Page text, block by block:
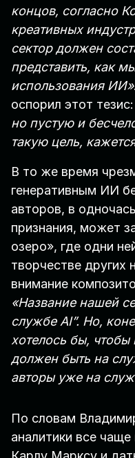
концов, согласно
креативных
сектор должен
представить, как
использования ИИ»
оспорил этот тезис:
но пустую и
такую цель,
В то же время
генеративным ИИ
авторов, в
признания, может
озеро», где одни
творчестве других
внимание
«Название нашей
службе AI”. Но,
хотелось бы, чтобы
должен быть на
авторы уже на
По словам
аналитики все